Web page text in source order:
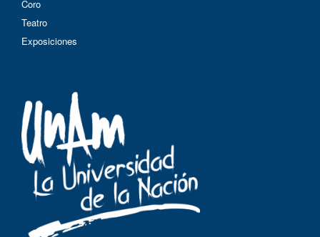
Coro
Teatro
Exposiciones